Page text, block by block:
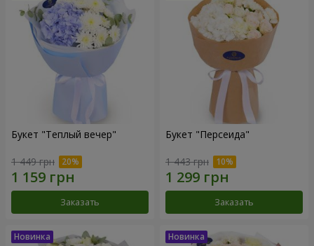
Букет "Теплый вечер"
1 449 грн
Заказать
Букет "Персеида"
1 443 грн
Заказать